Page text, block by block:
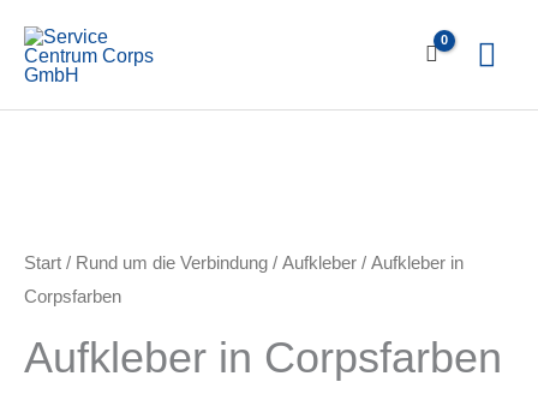
Inhalt
springen
Start / Rund um die Verbindung / Aufkleber / Aufkleber in
Corpsfarben
Aufkleber in Corpsfarben